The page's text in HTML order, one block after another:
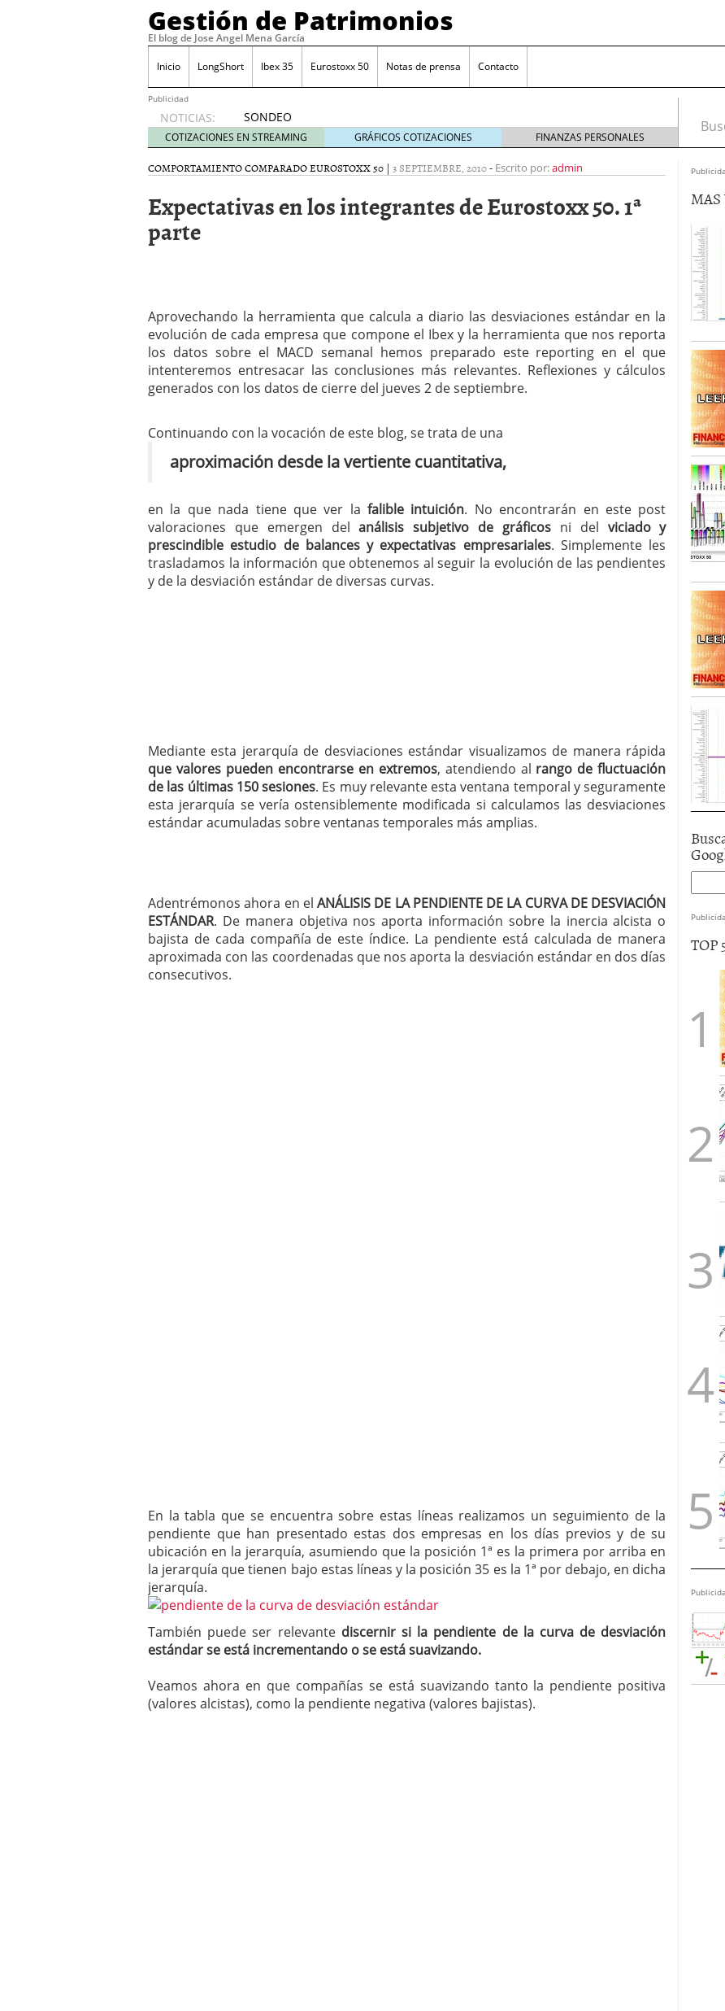
Gestión de Patrimonios
El blog de Jose Angel Mena García
Inicio LongShort Ibex 35 Eurostoxx 50 Notas de prensa Contacto
Publicidad
NOTICIAS:
SONDEO
IBEX35.
ACCESO
A LA
TODOS
2014
Comprar y vender divisas con eToro febrero 24, 2014
SONDEO DIARIO IBEX35. Distancia de los valores de IBEX35 a m?ximos
anuales. Se constata progresivo alejamiento global de m?ximos anuales
mayo 28, 2013
Catalejo sobre IBEX35. SISM?METROS. Prosiguen a la baja desde el 13/mayo
CATALEJO SOBRE IBEX35. TERMOMETROS. Aún con recorrido a la baja para
alcanzar la zona de sobreventa y entonces si se podría apostar por un
rebote interesante
COTIZACIONES EN STREAMING GRÁFICOS COTIZACIONES FINANZAS PERSONALES
COMPORTAMIENTO COMPARADO EUROSTOXX 50 | 3 SEPTIEMBRE, 2010- Escrito por:admin
Expectativas en los integrantes de Eurostoxx 50. 1ª
parte
Aprovechando la herramienta que calcula a diario las desviaciones estándar en la
evolución de cada empresa que compone el Ibex y la herramienta que nos reporta
los datos sobre el MACD semanal hemos preparado este reporting en el que
intenteremos entresacar las conclusiones más relevantes. Reflexiones y cálculos
generados con los datos de cierre del jueves 2 de septiembre.
Continuando con la vocación de este blog, se trata de una
aproximación desde la vertiente cuantitativa,
en la que nada tiene que ver lafalible intuición. No encontrarán en este post
valoraciones que emergen delanálisis subjetivo de gráficosni del viciado y
prescindible estudio de balances y expectativas empresariales. Simplemente les
trasladamos la información que obtenemos al seguir la evolución de las pendientes
y de la desviación estándar de diversas curvas.
Mediante esta jerarquía de desviaciones estándar visualizamos de manera rápida
que valores pueden encontrarse en extremos, atendiendo al rango de fluctuación
de las últimas 150 sesiones. Es muy relevante esta ventana temporal y seguramente
esta jerarquía se vería ostensiblemente modificada si calculamos las desviaciones
estándar acumuladas sobre ventanas temporales más amplias.
Adentrémonos ahora en elANÁLISIS DE LA PENDIENTE DE LA CURVA DE DESVIACIÓN
ESTÁNDAR. De manera objetiva nos aporta información sobre la inercia alcista o
bajista de cada compañía de este índice. La pendiente está calculada de manera
aproximada con las coordenadas que nos aporta la desviación estándar en dos días
consecutivos.
En la tabla que se encuentra sobre estas líneas realizamos un seguimiento de la
pendiente que han presentado estas dos empresas en los días previos y de su
ubicación en la jerarquía, asumiendo que la posición 1ª es la primera por arriba en
la jerarquía que tienen bajo estas líneas y la posición 35 es la 1ª por debajo, en dicha
jerarquía.
También puede ser relevante discernir si la pendiente de la curva de desviación
estándar se está incrementando o se está suavizando.
Veamos ahora en que compañías se está suavizando tanto la pendiente positiva
(valores alcistas), como la pendiente negativa (valores bajistas).
TOP